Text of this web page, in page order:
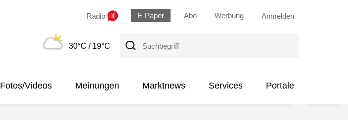
Radio E-Paper Abo Werbung Anmelden
30°C / 19°C
Suchbegriff
Fotos/Videos Meinungen Marktnews Services Portale